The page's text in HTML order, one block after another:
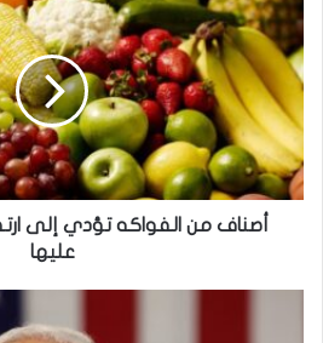
ص
ن
ا
ف
م
ن
ا
ل
أصناف من الفواكه تؤدي إلى
عليها